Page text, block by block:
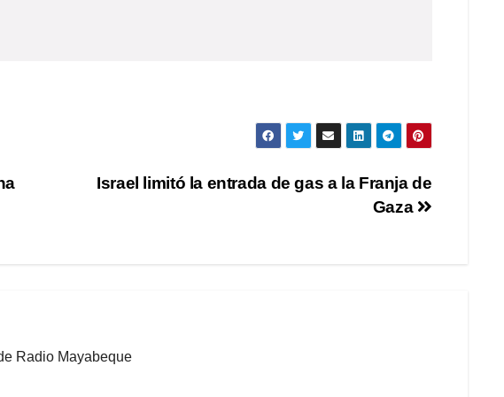
Israel limitó la entrada de gas a la Franja de
Gaza
Radio Mayabeque